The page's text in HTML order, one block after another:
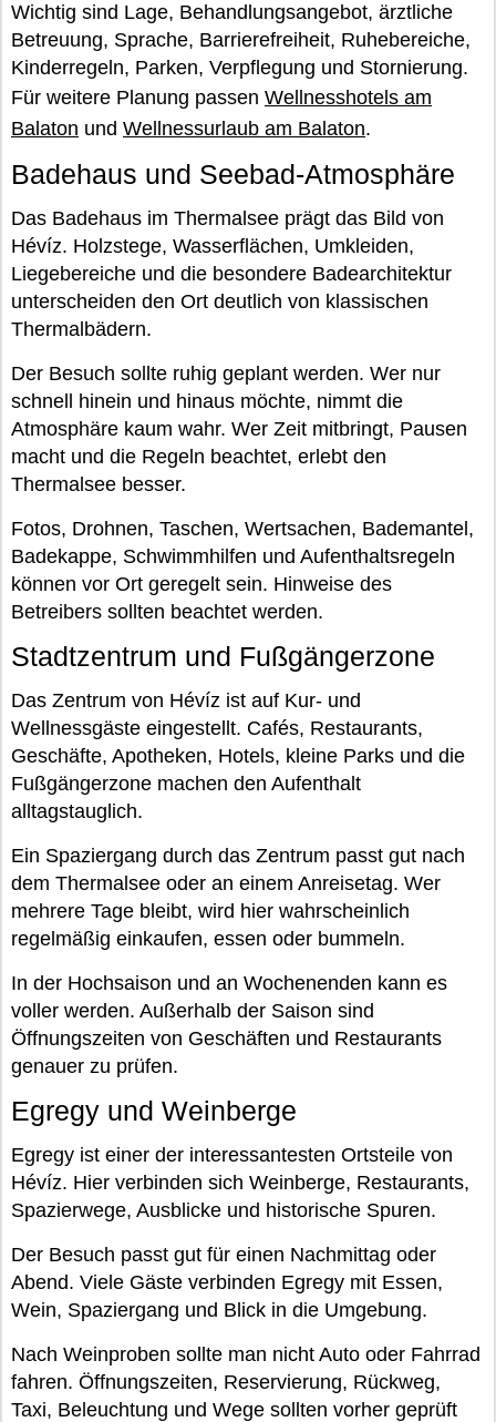
Wichtig sind Lage, Behandlungsangebot, ärztliche
Betreuung, Sprache, Barrierefreiheit, Ruhebereiche,
Kinderregeln, Parken, Verpflegung und Stornierung.
Für weitere Planung passen Wellnesshotels am
Balaton und Wellnessurlaub am Balaton.
Badehaus und Seebad-Atmosphäre
Das Badehaus im Thermalsee prägt das Bild von
Hévíz. Holzstege, Wasserflächen, Umkleiden,
Liegebereiche und die besondere Badearchitektur
unterscheiden den Ort deutlich von klassischen
Thermalbädern.
Der Besuch sollte ruhig geplant werden. Wer nur
schnell hinein und hinaus möchte, nimmt die
Atmosphäre kaum wahr. Wer Zeit mitbringt, Pausen
macht und die Regeln beachtet, erlebt den
Thermalsee besser.
Fotos, Drohnen, Taschen, Wertsachen, Bademantel,
Badekappe, Schwimmhilfen und Aufenthaltsregeln
können vor Ort geregelt sein. Hinweise des
Betreibers sollten beachtet werden.
Stadtzentrum und Fußgängerzone
Das Zentrum von Hévíz ist auf Kur- und
Wellnessgäste eingestellt. Cafés, Restaurants,
Geschäfte, Apotheken, Hotels, kleine Parks und die
Fußgängerzone machen den Aufenthalt
alltagstauglich.
Ein Spaziergang durch das Zentrum passt gut nach
dem Thermalsee oder an einem Anreisetag. Wer
mehrere Tage bleibt, wird hier wahrscheinlich
regelmäßig einkaufen, essen oder bummeln.
In der Hochsaison und an Wochenenden kann es
voller werden. Außerhalb der Saison sind
Öffnungszeiten von Geschäften und Restaurants
genauer zu prüfen.
Egregy und Weinberge
Egregy ist einer der interessantesten Ortsteile von
Hévíz. Hier verbinden sich Weinberge, Restaurants,
Spazierwege, Ausblicke und historische Spuren.
Der Besuch passt gut für einen Nachmittag oder
Abend. Viele Gäste verbinden Egregy mit Essen,
Wein, Spaziergang und Blick in die Umgebung.
Nach Weinproben sollte man nicht Auto oder Fahrrad
fahren. Öffnungszeiten, Reservierung, Rückweg,
Taxi, Beleuchtung und Wege sollten vorher geprüft